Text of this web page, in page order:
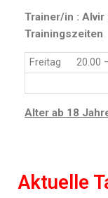
Trainer/in : Alvir
Trainingszeiten
Freitag 20.00
Alter ab 18
Aktuelle